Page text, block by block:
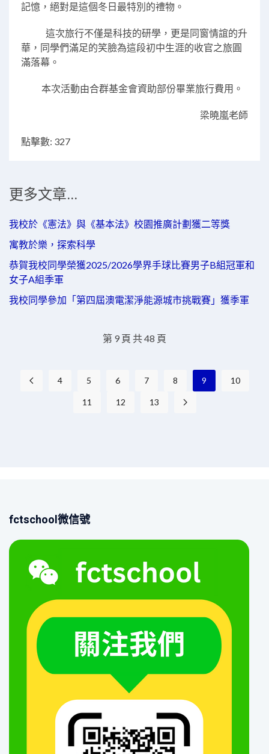
記憶，絕對是這個冬日最特別的禮物。
這次旅行不僅是科技的研學，更是同窗情誼的升
華，同學們滿足的笑臉為這段初中生涯的收官之旅圓
滿落幕。
本次活動由合群基金會資助部份畢業旅行費用。
梁曉嵐老師
點擊數: 327
更多文章...
我校於《憲法》與《基本法》校園推廣計劃獲二等獎
寓教於樂，探索科學
恭賀我校同學榮獲2025/2026學界手球比賽男子B組冠軍和
女子A組季軍
我校同學參加「第四屆澳電潔淨能源城市挑戰賽」獲季軍
第 9 頁 共 48 頁
4 5 6 7 8 9 10
11 12 13
fctschool微信號